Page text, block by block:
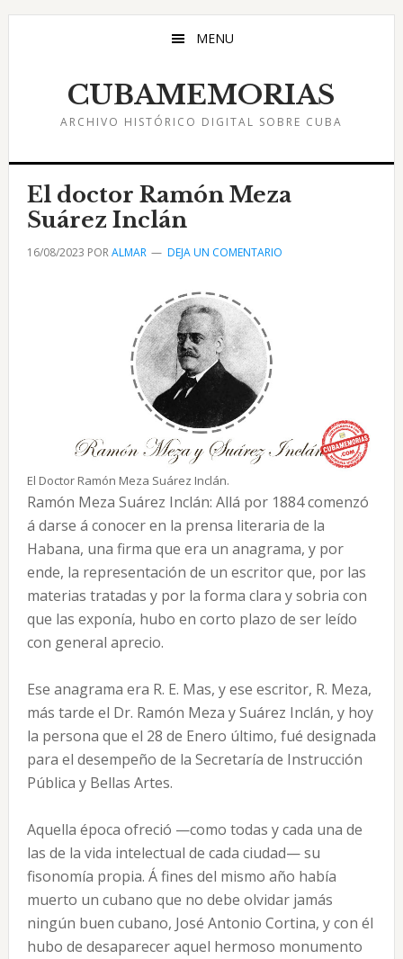
Saltar
Saltar
Saltar
MENU
CUBAMEMORIAS
ARCHIVO HISTÓRICO DIGITAL SOBRE CUBA
El doctor Ramón Meza
Suárez Inclán
16/08/2023 PORALMAR DEJA UN COMENTARIO
El Doctor Ramón Meza Suárez Inclán.
Ramón Meza Suárez Inclán: Allá por 1884 comenzó
á darse á conocer en la prensa literaria de la
Habana, una firma que era un anagrama, y por
ende, la representación de un escritor que, por las
materias tratadas y por la forma clara y sobria con
que las exponía, hubo en corto plazo de ser leído
con general aprecio.
Ese anagrama era R. E. Mas, y ese escritor, R. Meza,
más tarde el Dr. Ramón Meza y Suárez Inclán, y hoy
la persona que el 28 de Enero último, fué designada
para el desempeño de la Secretaría de Instrucción
Pública y Bellas Artes.
Aquella época ofreció —como todas y cada una de
las de la vida intelectual de cada ciudad— su
fisonomía propia. Á fines del mismo año había
muerto un cubano que no debe olvidar jamás
ningún buen cubano, José Antonio Cortina, y con él
hubo de desaparecer aquel hermoso monumento